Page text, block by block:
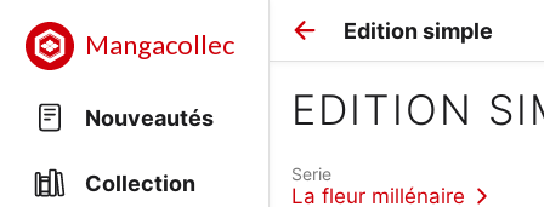
Mangacollec
Nouveautés
Collection
Edition simple
EDITION
Serie
La fleur millénaire